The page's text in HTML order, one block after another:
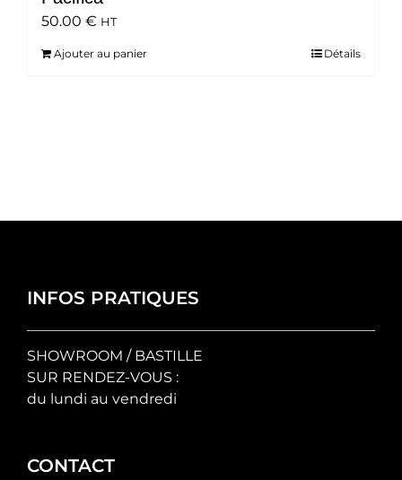
50.00 € HT
Ajouter au panier Détails
INFOS PRATIQUES
SHOWROOM / BASTILLE
SUR RENDEZ-VOUS :
du lundi au vendredi
CONTACT